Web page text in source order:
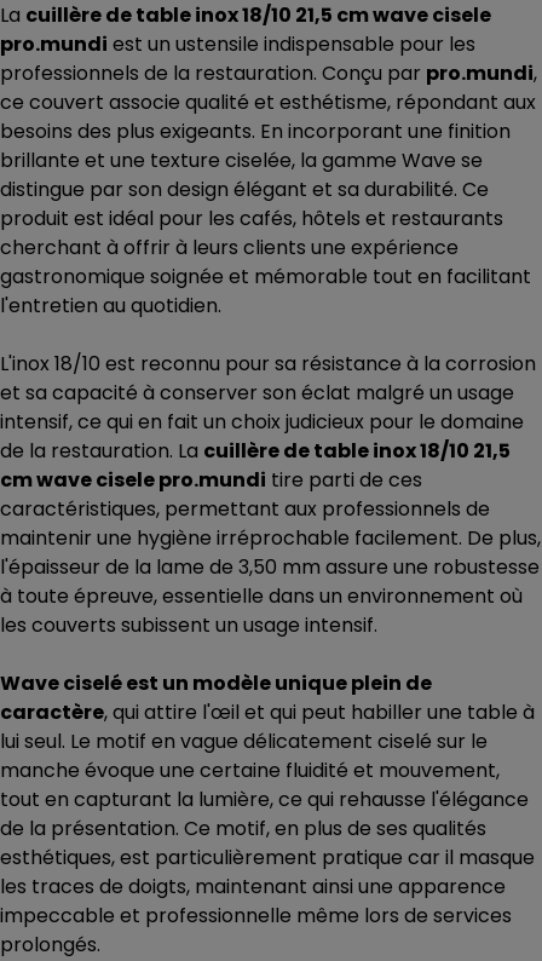
La cuillère de table inox 18/10 21,5 cm wave cisele
pro.mundi est un ustensile indispensable pour les
professionnels de la restauration. Conçu par pro.mundi,
ce couvert associe qualité et esthétisme, répondant aux
besoins des plus exigeants. En incorporant une finition
brillante et une texture ciselée, la gamme Wave se
distingue par son design élégant et sa durabilité. Ce
produit est idéal pour les cafés, hôtels et restaurants
cherchant à offrir à leurs clients une expérience
gastronomique soignée et mémorable tout en facilitant
l'entretien au quotidien.
L'inox 18/10 est reconnu pour sa résistance à la corrosion
et sa capacité à conserver son éclat malgré un usage
intensif, ce qui en fait un choix judicieux pour le domaine
de la restauration. La cuillère de table inox 18/10 21,5
cm wave cisele pro.mundi tire parti de ces
caractéristiques, permettant aux professionnels de
maintenir une hygiène irréprochable facilement. De plus,
l'épaisseur de la lame de 3,50 mm assure une robustesse
à toute épreuve, essentielle dans un environnement où
les couverts subissent un usage intensif.
Wave ciselé est un modèle unique plein de
caractère, qui attire l'œil et qui peut habiller une table à
lui seul. Le motif en vague délicatement ciselé sur le
manche évoque une certaine fluidité et mouvement,
tout en capturant la lumière, ce qui rehausse l'élégance
de la présentation. Ce motif, en plus de ses qualités
esthétiques, est particulièrement pratique car il masque
les traces de doigts, maintenant ainsi une apparence
impeccable et professionnelle même lors de services
prolongés.